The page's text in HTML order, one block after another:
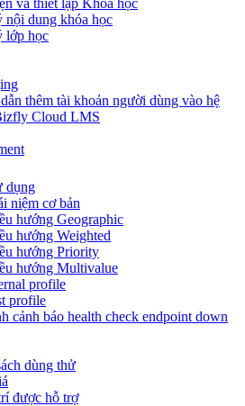
và thiết lập Khóa học
nội dung khóa học
lớp học
thêm tài khoản người dùng vào hệ
Cloud LMS
dụng
niệm cơ bản
hướng Geographic
hướng Weighted
hướng Priority
hướng Multivalue
profile
profile
cảnh báo health check endpoint down
dùng thử
được hỗ trợ